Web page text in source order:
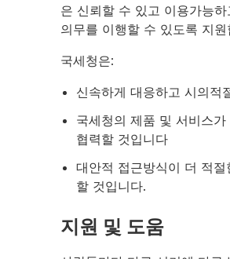
은 신뢰할 수 있고 이용가능
의무를 이행할 수 있도록 지원
국세청은:
신속하게 대응하고 시의적
국세청의 제품 및 서비스
협력할 것입니다
대안적 접근방식이 더 적
할 것입니다.
지원 및 도움